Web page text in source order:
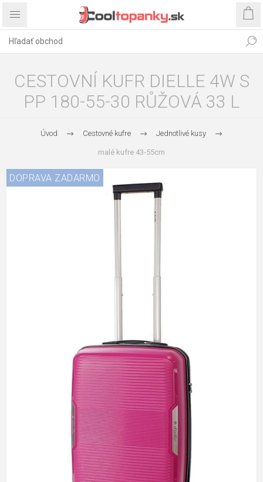
CESTOVNÍ KUFR DIELLE 4W S
PP 180-55-30 RŮŽOVÁ 33 L
Úvod Cestovné kufre Jednotlivé kusy
malé kufre 43-55cm
DOPRAVA ZADARMO